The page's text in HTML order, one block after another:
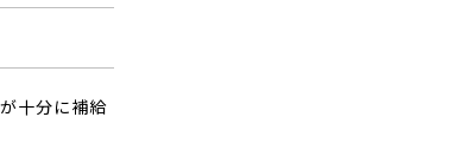
十分に補給